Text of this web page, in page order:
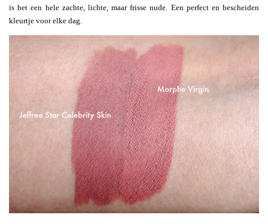
is het een hele zachte, lichte, maar frisse nude. Een perfect en bescheiden
kleurtje voor elke dag.